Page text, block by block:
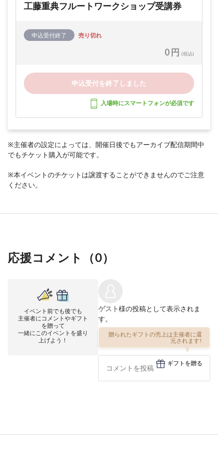
工藤重典フルートワークショップ受講券
申込受付終了 売り切れ
0 円 (税込)
申込受付を終了しました
入場時にスマートフォンが必須です
※主催者の設定によっては、開催日後でもアーカイブ配信期間中
でもチケット購入が可能です。
※本イベントのチケットは譲渡することができませんのでご注意
ください。
応援コメント（0）
イベント前でも後でも
主催者にコメントやギフト
を贈って
一緒にこのイベントを盛り
上げよう！
ゲスト様の投稿として表示されま
す。
贈られたギフトの売上は主催者に還
元されます!
ギフトを贈る